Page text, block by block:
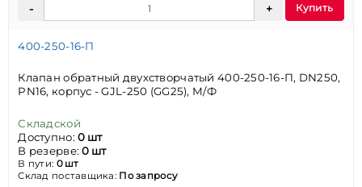
Купить
400-250-16-П
Клапан обратный двухстворчатый 400-250-16-П, DN250,
PN16, корпус - GJL-250 (GG25), М/Ф
Складской
Доступно:0 шт
В резерве:0 шт
В пути: 0 шт
Склад поставщика: По запросу